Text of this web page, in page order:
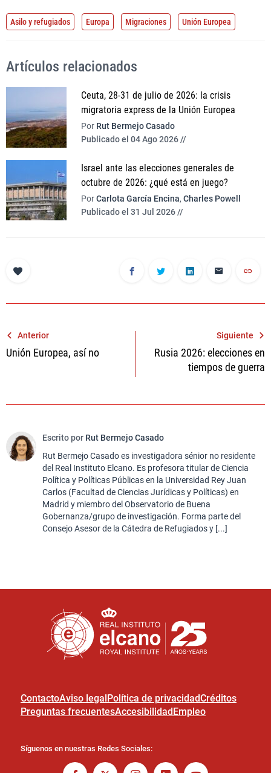
Asilo y refugiados Europa Migraciones Unión Europea
Artículos relacionados
Ceuta, 28-31 de julio de 2026: la crisis
migratoria express de la Unión Europea
Por Rut Bermejo Casado
Publicado el 04 Ago 2026 //
Israel ante las elecciones generales de
octubre de 2026: ¿qué está en juego?
PorCarlota García Encina, Charles Powell
Publicado el 31 Jul 2026 //
Navegación
de
Anterior
Unión Europea, así no
Siguiente
Rusia 2026: elecciones en
tiempos de guerra
Escrito por Rut Bermejo Casado
Rut Bermejo Casado es investigadora sénior no residente
del Real Instituto Elcano. Es profesora titular de Ciencia
Política y Políticas Públicas en la Universidad Rey Juan
Carlos (Facultad de Ciencias Jurídicas y Políticas) en
Madrid y miembro del Observatorio de Buena
Gobernanza/grupo de investigación. Forma parte del
Consejo Asesor de la Cátedra de Refugiados y [...]
ContactoAviso legalPolítica de privacidadCréditos
Preguntas frecuentesAccesibilidadEmpleo
Síguenos en nuestras Redes Sociales: